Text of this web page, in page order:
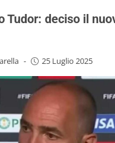
Tudor: deciso il
- 25 Luglio 2025